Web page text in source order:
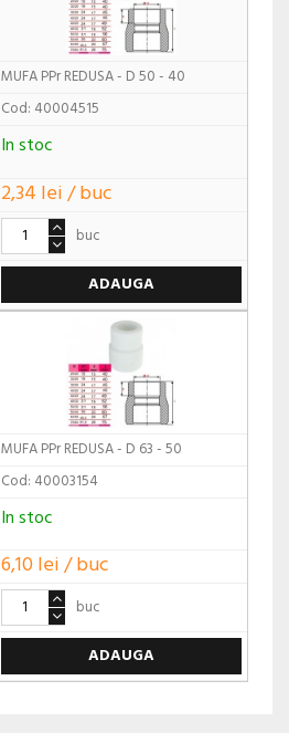
MUFA PPr REDUSA - D 50 - 40
Cod: 40004515
In stoc
2,34 lei / buc
buc
ADAUGA
MUFA PPr REDUSA - D 63 - 50
Cod: 40003154
In stoc
6,10 lei / buc
buc
ADAUGA